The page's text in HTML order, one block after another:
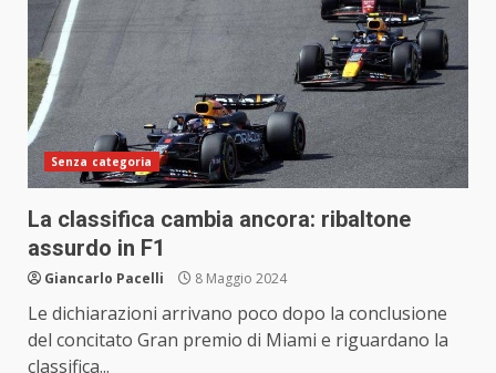
Senza categoria
La classifica cambia ancora: ribaltone
assurdo in F1
Giancarlo Pacelli 8 Maggio 2024
Le dichiarazioni arrivano poco dopo la conclusione
del concitato Gran premio di Miami e riguardano la
classifica...